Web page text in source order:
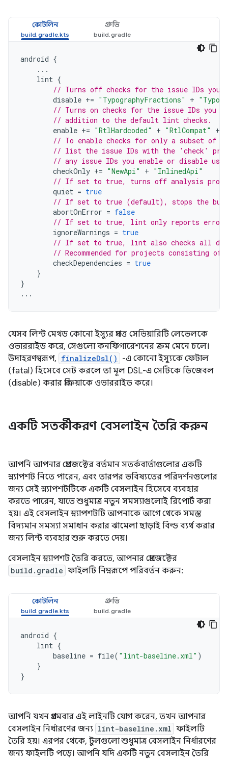
কোটলিন গ্রুভি
android {
...
lint {
// Turns off checks for the issue IDs you
disable += "TypographyFractions" +
// Turns on checks for the issue IDs you
// addition to the default lint checks.
enable += "RtlHardcoded" + "RtlCompat" +
// To enable checks for only a subset of
// list the issue IDs with the 'check'
// any issue IDs you enable or disable
checkOnly += "NewApi" + "InlinedApi"
// If set to true, turns off analysis
quiet = true
// If set to true (default), stops the
abortOnError = false
// If set to true, lint only reports
ignoreWarnings = true
// If set to true, lint also checks all
// Recommended for projects consisting of
checkDependencies = true
}
}
...
যেসব লিন্ট মেথড কোনো ইস্যুর প্রদত্ত সেভিয়ারিটি লেভেলকে
ওভাররাইড করে, সেগুলো কনফিগারেশনের ক্রম মেনে চলে।
উদাহরণস্বরূপ, finalizeDsl()
-এ কোনো ইস্যুকে ফেটাল
(fatal) হিসেবে সেট করলে তা মূল DSL-এ সেটিকে ডিজেবল
(disable) করার প্রক্রিয়াকে ওভাররাইড করে।
একটি সতর্কীকরণ বেসলাইন তৈরি করুন
আপনি আপনার প্রোজেক্টের বর্তমান সতর্কবার্তাগুলোর একটি
স্ন্যাপশট নিতে পারেন, এবং তারপর ভবিষ্যতের পরিদর্শনগুলোর
জন্য সেই স্ন্যাপশটটিকে একটি বেসলাইন হিসেবে ব্যবহার
করতে পারেন, যাতে শুধুমাত্র নতুন সমস্যাগুলোই রিপোর্ট করা
হয়। এই বেসলাইন স্ন্যাপশটটি আপনাকে আগে থেকে সমস্ত
বিদ্যমান সমস্যা সমাধান করার ঝামেলা ছাড়াই বিল্ড ব্যর্থ করার
জন্য লিন্ট ব্যবহার শুরু করতে দেয়।
বেসলাইন স্ন্যাপশট তৈরি করতে, আপনার প্রোজেক্টের
build.gradle ফাইলটি নিম্নরূপে পরিবর্তন করুন:
কোটলিন গ্রুভি
android {
lint {
baseline = file( "lint-baseline.xml" )
}
}
আপনি যখন প্রথমবার এই লাইনটি যোগ করেন, তখন আপনার
বেসলাইন নির্ধারণের জন্য lint-baseline.xml ফাইলটি
তৈরি হয়। এরপর থেকে, টুলগুলো শুধুমাত্র বেসলাইন নির্ধারণের
জন্য ফাইলটি পড়ে। আপনি যদি একটি নতুন বেসলাইন তৈরি